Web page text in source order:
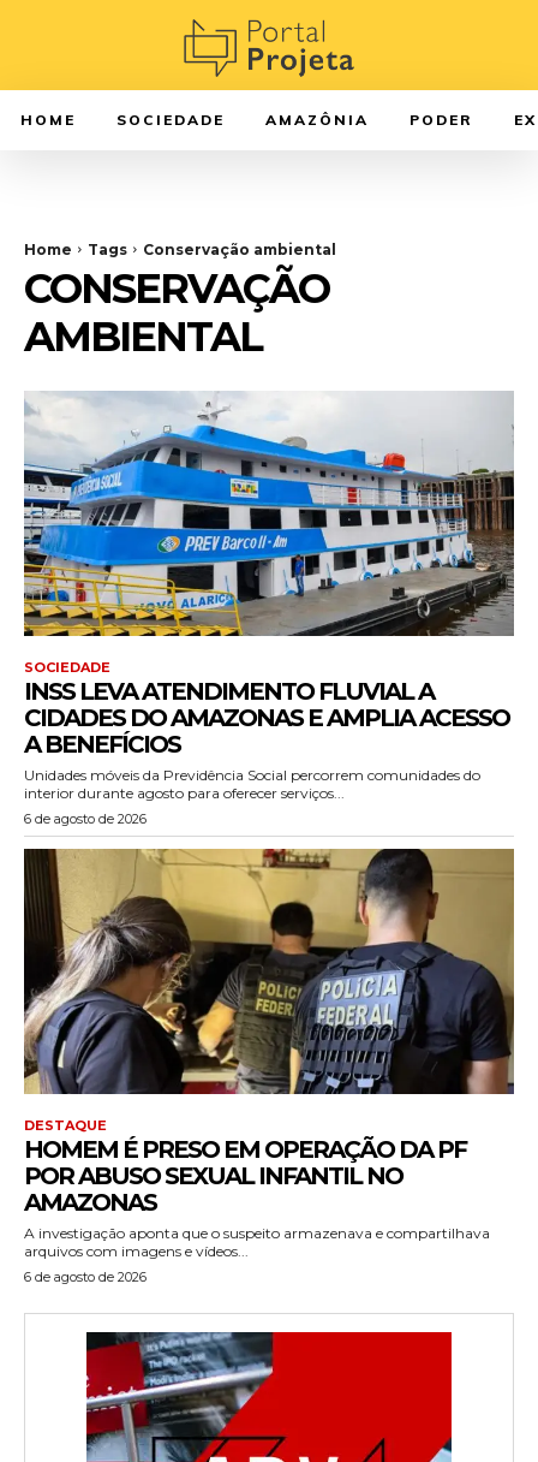
HOME SOCIEDADE AMAZÔNIA PODER
Home Tags Conservação ambiental
CONSERVAÇÃO
AMBIENTAL
SOCIEDADE
INSS LEVA ATENDIMENTO FLUVIAL A
CIDADES DO AMAZONAS E AMPLIA ACESSO
A BENEFÍCIOS
Unidades móveis da Previdência Social percorrem comunidades do
interior durante agosto para oferecer serviços...
6 de agosto de 2026
DESTAQUE
HOMEM É PRESO EM OPERAÇÃO DA PF
POR ABUSO SEXUAL INFANTIL NO
AMAZONAS
A investigação aponta que o suspeito armazenava e compartilhava
arquivos com imagens e vídeos...
6 de agosto de 2026